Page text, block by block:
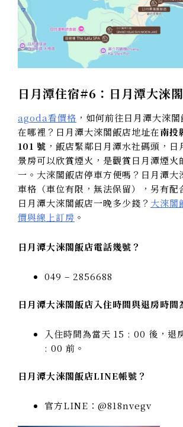
日月潭住宿#6：日月潭大淶
agoda看價格 ，如何前往日月潭大淶
在哪裡？日月潭大淶閣飯店地址在南投
101 號 ，飯店緊鄰日月潭水社碼頭，
景房可以欣賞煙火，是觀賞日月潭煙火
一。大淶閣飯店停車方便嗎？日月潭大
車格（車位有限，無法保留），另有配
日月潭大淶閣飯店一晚多少錢？ 大淶閣
價與線上訂房 。
日月潭大淶閣飯店電話幾號？
049 – 2856688
日月潭大淶閣飯店入住時間與退房時間
入住時間為當天 15 : 00 後，退
: 00 前。
日月潭大淶閣飯店LINE帳號？
官方LINE：@818nvegv